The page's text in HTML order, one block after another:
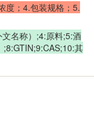
度；4.包装规格； 5.
名称）;4:原料;5:酒
其